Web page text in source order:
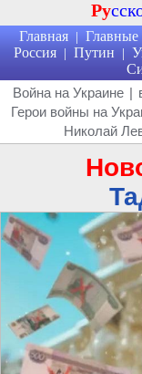
Ру
Главная | Главные
Россия | Путин |
Война на Украине |
Герои войны на
Николай